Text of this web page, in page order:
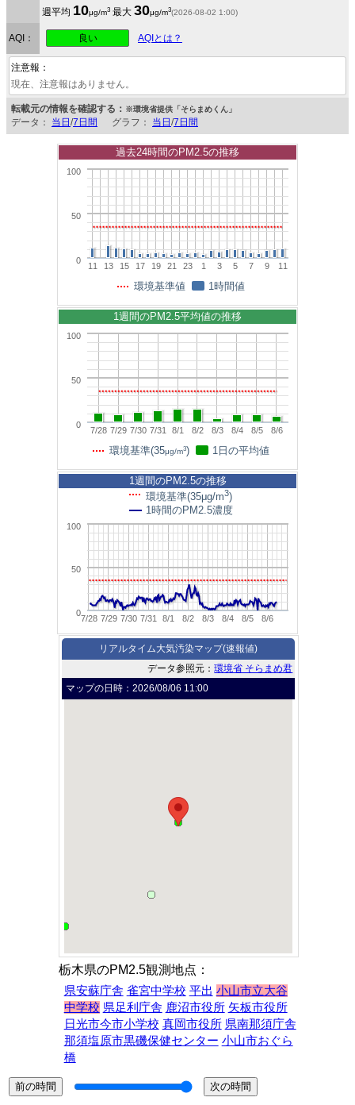
週平均 10μg/m3 最大 30μg/m3(2026-08-02 1:00)
AQI： 良い AQIとは？
注意報：
現在、注意報はありません。
転載元の情報を確認する： ※環境省提供「そらまめくん」
データ： 当日 /7日間 グラフ： 当日 /7日間
11 13 15 17 19 21 23 1 3 5 7 9 11
0
50
100
過去24時間のPM2.5の推移
環境基準値 1時間値
7/28 7/29 7/30 7/31 8/1 8/2 8/3 8/4 8/5 8/6
0
50
100
1週間のPM2.5平均値の推移
環境基準(35μg/m3) 1日の平均値
7/28 7/29 7/30 7/31 8/1 8/2 8/3 8/4 8/5 8/6
0
50
100
1週間のPM2.5の推移
環境基準(35μg/m3)
1時間のPM2.5濃度
リアルタイム大気汚染マップ(速報値)
データ参照元：環境省 そらまめ君
マップの日時：2026/08/06 11:00
栃木県のPM2.5観測地点：
県安蘇庁舎 雀宮中学校 平出 小山市立大谷
中学校 県足利庁舎 鹿沼市役所 矢板市役所
日光市今市小学校 真岡市役所 県南那須庁舎
那須塩原市黒磯保健センター 小山市おぐら
橋